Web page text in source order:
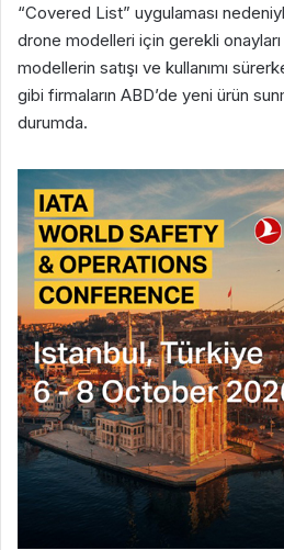
“Covered List” uygulaması
drone modelleri için gerekli
modellerin satışı ve kullanımı
gibi firmaların ABD’de yeni ürün
durumda.